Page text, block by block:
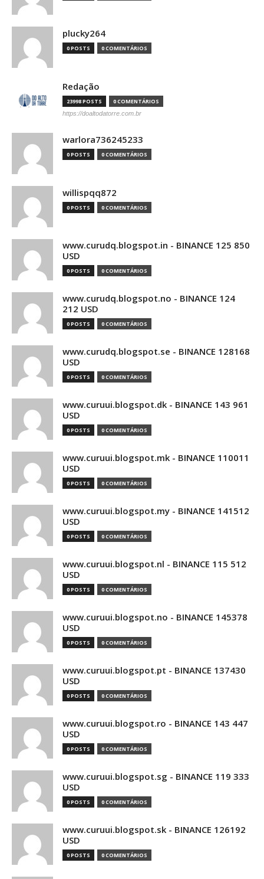
plucky264
0 POSTS 0 COMENTÁRIOS
Redação
23998 POSTS 0 COMENTÁRIOS
https://doaltodatorre.com.br
warlora736245233
0 POSTS 0 COMENTÁRIOS
willispqq872
0 POSTS 0 COMENTÁRIOS
www.curudq.blogspot.in - BINANCE 125 850
USD
0 POSTS 0 COMENTÁRIOS
www.curudq.blogspot.no - BINANCE 124
212 USD
0 POSTS 0 COMENTÁRIOS
www.curudq.blogspot.se - BINANCE 128168
USD
0 POSTS 0 COMENTÁRIOS
www.curuui.blogspot.dk - BINANCE 143 961
USD
0 POSTS 0 COMENTÁRIOS
www.curuui.blogspot.mk - BINANCE 110011
USD
0 POSTS 0 COMENTÁRIOS
www.curuui.blogspot.my - BINANCE 141512
USD
0 POSTS 0 COMENTÁRIOS
www.curuui.blogspot.nl - BINANCE 115 512
USD
0 POSTS 0 COMENTÁRIOS
www.curuui.blogspot.no - BINANCE 145378
USD
0 POSTS 0 COMENTÁRIOS
www.curuui.blogspot.pt - BINANCE 137430
USD
0 POSTS 0 COMENTÁRIOS
www.curuui.blogspot.ro - BINANCE 143 447
USD
0 POSTS 0 COMENTÁRIOS
www.curuui.blogspot.sg - BINANCE 119 333
USD
0 POSTS 0 COMENTÁRIOS
www.curuui.blogspot.sk - BINANCE 126192
USD
0 POSTS 0 COMENTÁRIOS